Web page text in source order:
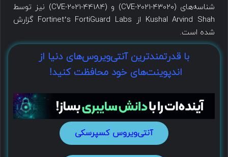
شناسه‌های (CVE-2021-43020) و (CVE-2021-44184) نیز توسط
Kushal Arvind Shah از Fortinet’s FortiGuard Labs گزارش
شده است.
با قدرتمندترین آنتی‌ویروس‌های دنیا از
اندپوینت‌های خود محافظت کنید!
آنتی‌ویروس کسپرسکی